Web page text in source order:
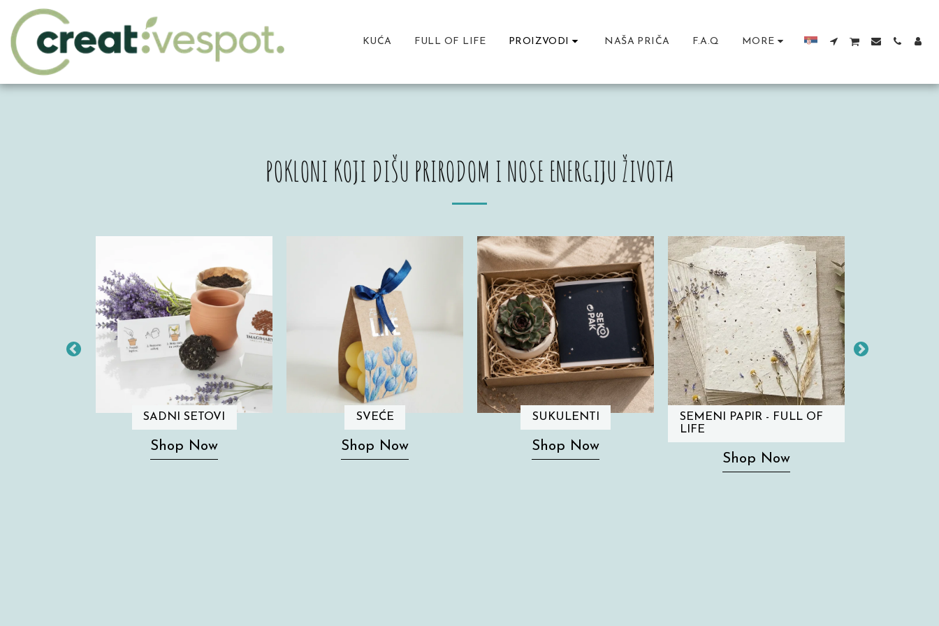
KUĆA FULL OF LIFE PROIZVODI NAŠA PRIČA F.A.Q MORE
POKLONI KOJI DIŠU PRIRODOM I NOSE ENERGIJU ŽIVOTA
SADNI SETOVI
Shop Now
SVEĆE
Shop Now
SUKULENTI
Shop Now
SEMENI PAPIR - FULL OF
LIFE
Shop Now